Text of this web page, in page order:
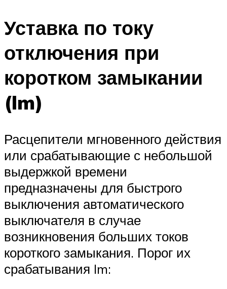
Уставка по току
отключения при
коротком замыкании
(Im)
Расцепители мгновенного действия
или срабатывающие с небольшой
выдержкой времени
предназначены для быстрого
выключения автоматического
выключателя в случае
возникновения больших токов
короткого замыкания. Порог их
срабатывания Im: